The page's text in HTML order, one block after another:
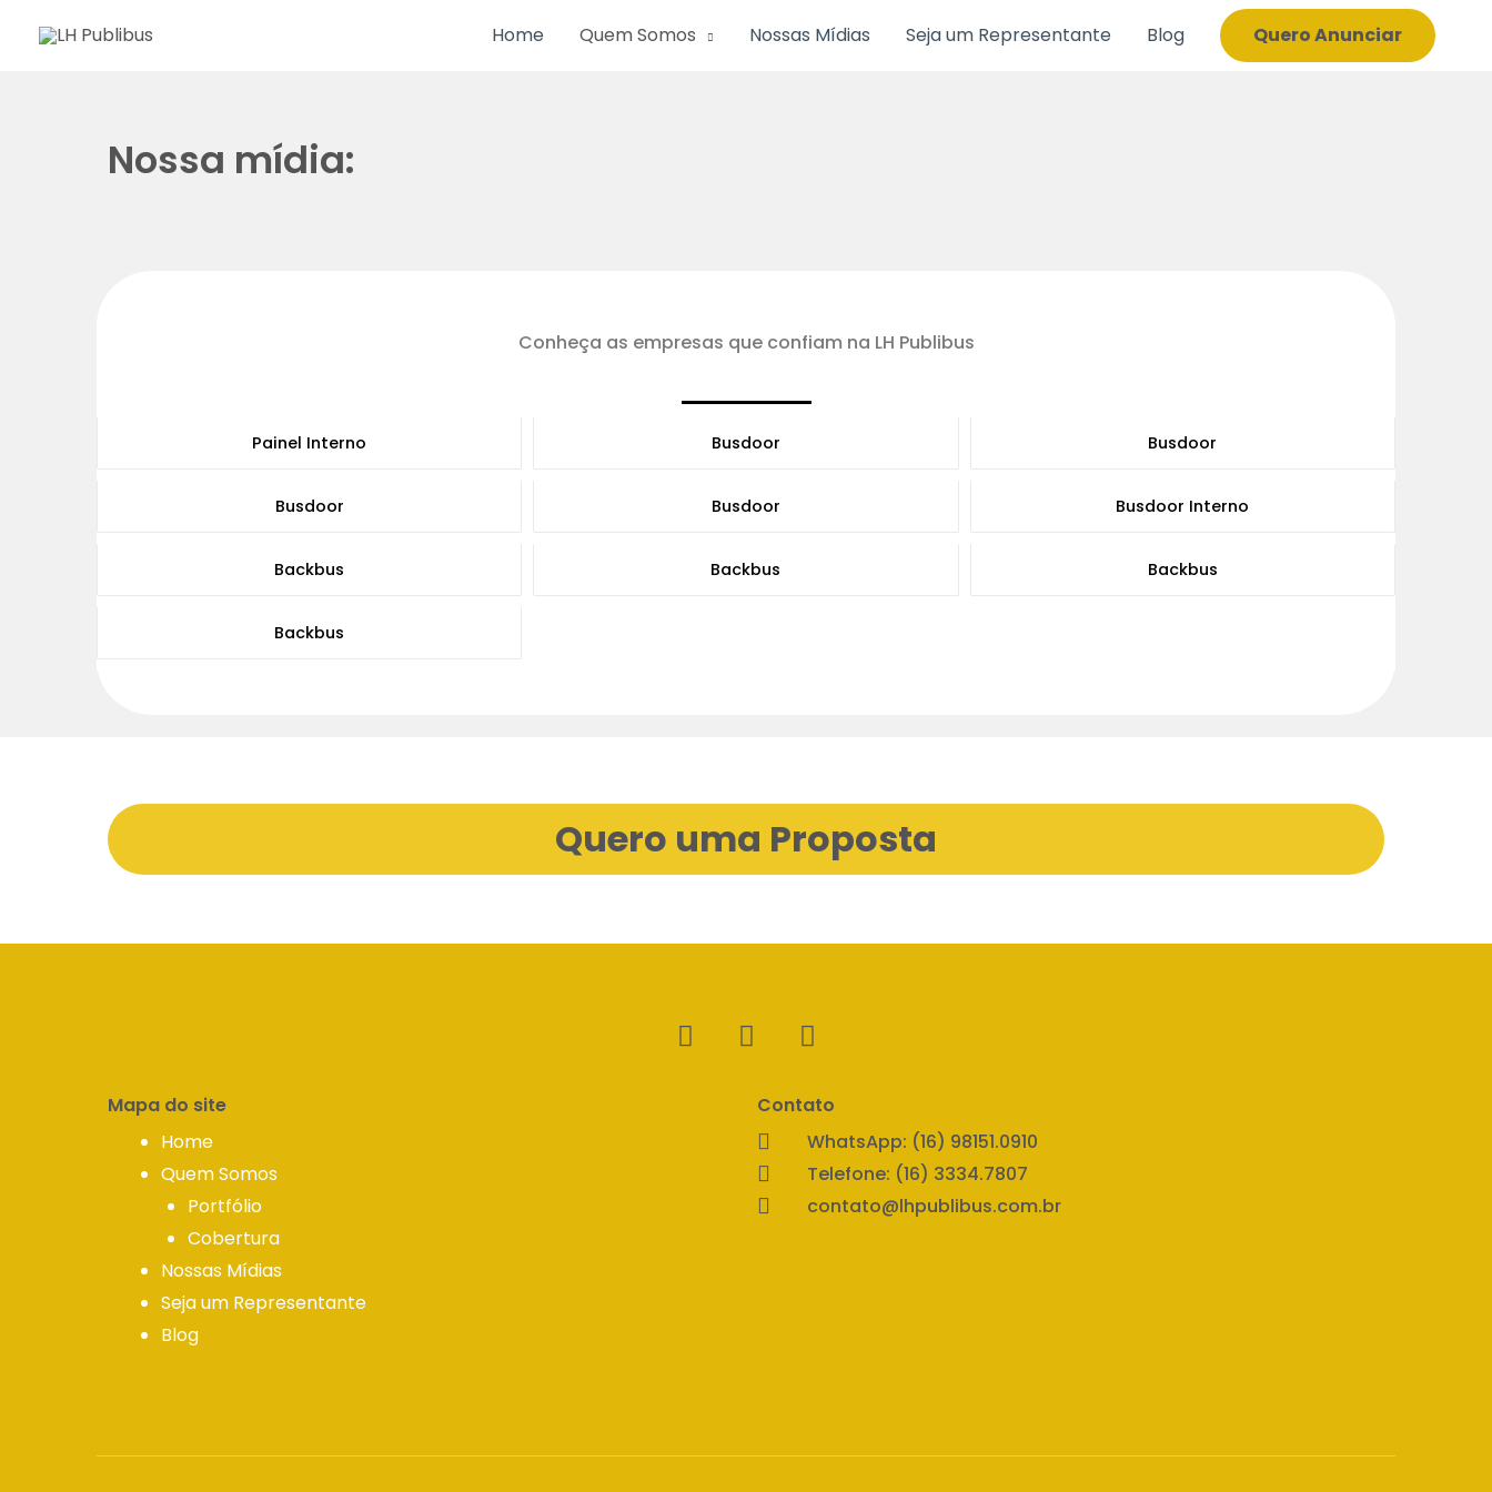
Home Quem Somos Nossas Mídias Seja um Representante Blog Quero Anunciar
Nossa mídia:
Conheça as empresas que confiam na LH Publibus
Painel Interno Busdoor Busdoor
Busdoor Busdoor Busdoor Interno
Backbus Backbus Backbus
Backbus
Quero uma Proposta
Mapa do site
Home
Quem Somos
Portfólio
Cobertura
Nossas Mídias
Seja um Representante
Blog
Contato
WhatsApp: (16) 98151.0910
Telefone: (16) 3334.7807
contato@lhpublibus.com.br